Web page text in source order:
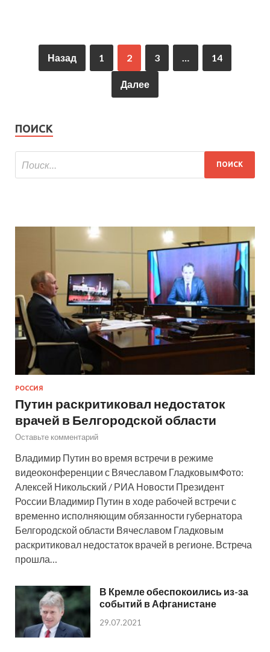
Назад 1 2 3 14
Далее
ПОИСК
РОССИЯ
Путин раскритиковал недостаток
врачей в Белгородской области
Оставьте комментарий
Владимир Путин во время встречи в режиме
видеоконференции с Вячеславом ГладковымФото:
Алексей Никольский / РИА Новости Президент
России Владимир Путин в ходе рабочей встречи с
временно исполняющим обязанности губернатора
Белгородской области Вячеславом Гладковым
раскритиковал недостаток врачей в регионе. Встреча
прошла…
В Кремле обеспокоились из-за
событий в Афганистане
29.07.2021